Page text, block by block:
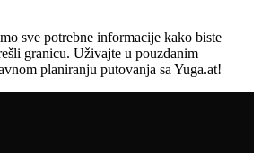
sve potrebne informacije kako biste
granicu. Uživajte u pouzdanim
planiranju putovanja sa Yuga.at!